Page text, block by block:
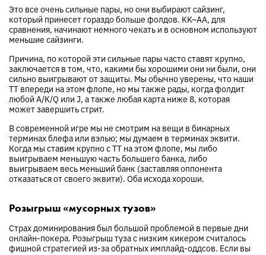
Это все очень сильные пары, но они выбирают сайзинг,
который принесет гораздо больше фолдов. KK–AA, для
сравнения, начинают немного чекать и в основном используют
меньшие сайзинги.
Причина, по которой эти сильные пары часто ставят крупно,
заключается в том, что, какими бы хорошими они ни были, они
сильно выигрывают от защиты. Мы обычно уверены, что наши
TT впереди на этом флопе, но мы также рады, когда фолдит
любой A/K/Q или J, а также любая карта ниже 8, которая
может завершить стрит.
В современной игре мы не смотрим на вещи в бинарных
терминах блефа или вэлью; мы думаем в терминах эквити.
Когда мы ставим крупно с TT на этом флопе, мы либо
выигрываем меньшую часть большего банка, либо
выигрываем весь меньший банк (заставляя оппонента
отказаться от своего эквити). Оба исхода хороши.
Розыгрыш «мусорных тузов»
Страх доминирования был большой проблемой в первые дни
онлайн-покера. Розыгрыш туза с низким кикером считалось
фишной стратегией из-за обратных имплайд-оддсов. Если вы